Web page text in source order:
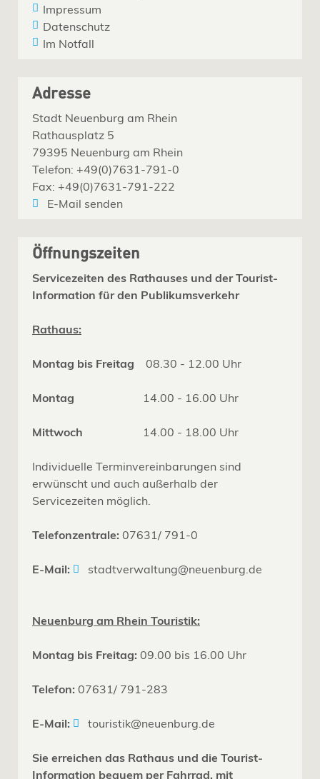
Impressum
Datenschutz
Im Notfall
Adresse
Stadt Neuenburg am Rhein
Rathausplatz 5
79395 Neuenburg am Rhein
Telefon: +49(0)7631-791-0
Fax: +49(0)7631-791-222
E-Mail senden
Öffnungszeiten
Servicezeiten des Rathauses und der Tourist-
Information für den Publikumsverkehr
Rathaus:
Montag bis Freitag 08.30 - 12.00 Uhr
Montag 14.00 - 16.00 Uhr
Mittwoch 14.00 - 18.00 Uhr
Individuelle Terminvereinbarungen sind
erwünscht und auch außerhalb der
Servicezeiten möglich.
Telefonzentrale: 07631/ 791-0
E-Mail: stadtverwaltung@neuenburg.de
Neuenburg am Rhein Touristik:
Montag bis Freitag: 09.00 bis 16.00 Uhr
Telefon: 07631/ 791-283
E-Mail: touristik@neuenburg.de
Sie erreichen das Rathaus und die Tourist-
Information bequem per Fahrrad, mit